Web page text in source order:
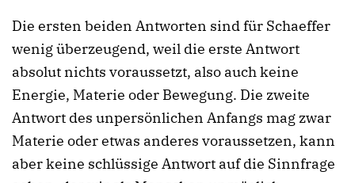
Die ersten beiden Antworten sind für Schaeffer
wenig überzeugend, weil die erste Antwort
absolut nichts voraussetzt, also auch keine
Energie, Materie oder Bewegung. Die zweite
Antwort des unpersönlichen Anfangs mag zwar
Materie oder etwas anderes voraussetzen, kann
aber keine schlüssige Antwort auf die Sinnfrage